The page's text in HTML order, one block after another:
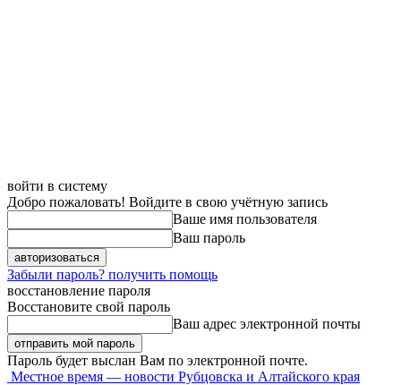
войти в систему
Добро пожаловать! Войдите в свою учётную запись
Ваше имя пользователя
Ваш пароль
Забыли пароль? получить помощь
восстановление пароля
Восстановите свой пароль
Ваш адрес электронной почты
Пароль будет выслан Вам по электронной почте.
Местное время — новости Рубцовска и Алтайского края